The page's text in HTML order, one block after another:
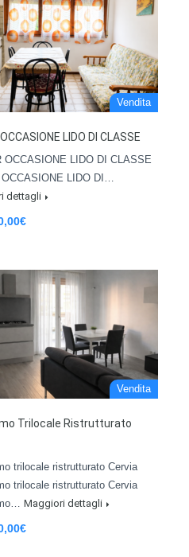
Vendita
LIDO DI CLASSE
OCCASIONE LIDO DI CLASSE
LIDO DI…
dettagli
Vendita
Trilocale Ristrutturato
trilocale ristrutturato Cervia
trilocale ristrutturato Cervia
Maggiori dettagli